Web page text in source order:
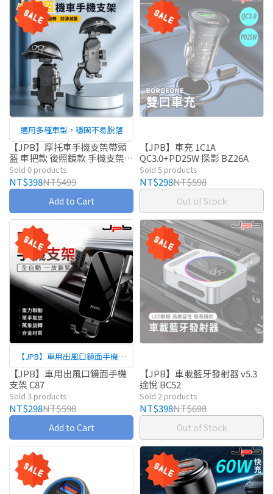
適用多種車型，穩固不易脫落
【JPB】摩托車手機支架帶頭
盔 車把款 後照鏡款 手機支架
支架
Sold 0 products
NT$398NT$499
Add to Cart
【JPB】車充 1C1A
QC3.0+PD25W 探影 BZ26A
Sold 5 products
NT$298NT$598
Out of Stock
【JPB】車用出風口鏡面手機支
架
【JPB】車用出風口鏡面手機
支架 C87
Sold 3 products
NT$298NT$598
Add to Cart
【JPB】車載藍牙發射器 v5.3
途悅 BC52
Sold 2 products
NT$398NT$698
Out of Stock